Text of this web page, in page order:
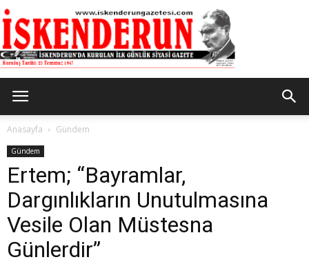
Gazetesi
Anasayfa Gündem
Gündem
Ertem; “Bayramlar,
Dargınlıkların Unutulmasına
Vesile Olan Müstesna
Günlerdir”